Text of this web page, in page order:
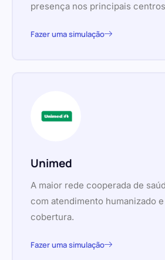
presença nos principais
Fazer uma simulação
Unimed
A maior rede cooperada de
com atendimento humanizado
cobertura.
Fazer uma simulação